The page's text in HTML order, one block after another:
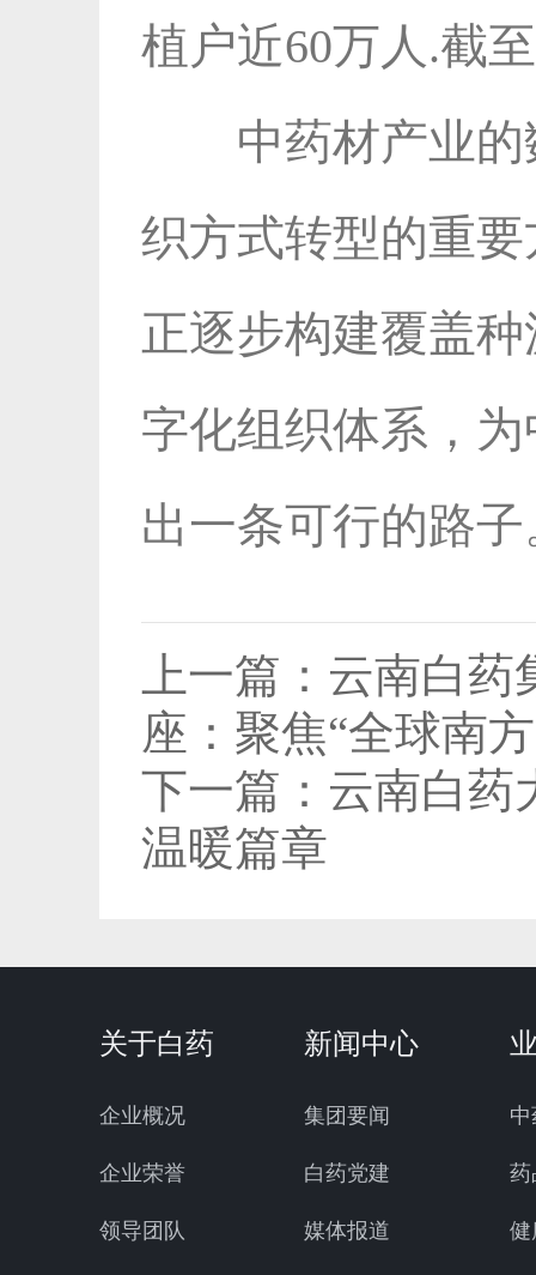
植户近60万人.截
中药材产业
织方式转型的重
正逐步构建覆盖
字化组织体系，
出一条可行的路子
上一篇： 云南白药
座：聚焦“全球南
下一篇： 云南白药
温暖篇章
关于白药
企业概况
企业荣誉
领导团队
新闻中心
集团要闻
白药党建
媒体报道
药
健